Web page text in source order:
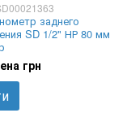
заднего
SD 1/2" НР 80 мм
грн